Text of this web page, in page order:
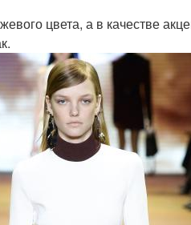
цвета, а в качестве